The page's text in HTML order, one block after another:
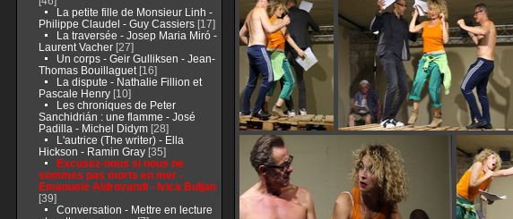
La petite fille de Monsieur Linh -
Philippe Claudel - Guy Cassiers[17]
La traversée - Josep Maria Miró -
Laurent Vacher[27]
Un corps - Geir Gulliksen - Jean-
Thomas Bouillaguet[16]
La dispute - Nathalie Fillion et
Pascale Henry[10]
Les chroniques de Peter
Sanchidrián : une flamme - José
Padilla - Michel Didym[28]
L'autrice (The writer) - Ella
Hickson - Ramin Gray [35]
Excusez-nous si nous ne
sommes pas morts en mer -
Emanuele Aldrovandi - Ivica Buljan
[39]
Conversation - Mettre en lecture